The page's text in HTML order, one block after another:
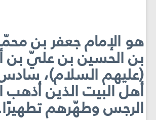
هو الإمام جعفر بن
بن الحسين بن عليّ بن
(عليهم السلام)،
أهل البيت الذين أذهب
الرجس وطهّرهم